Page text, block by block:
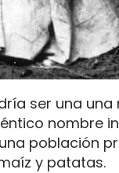
ser una
nombre
población
y patatas.